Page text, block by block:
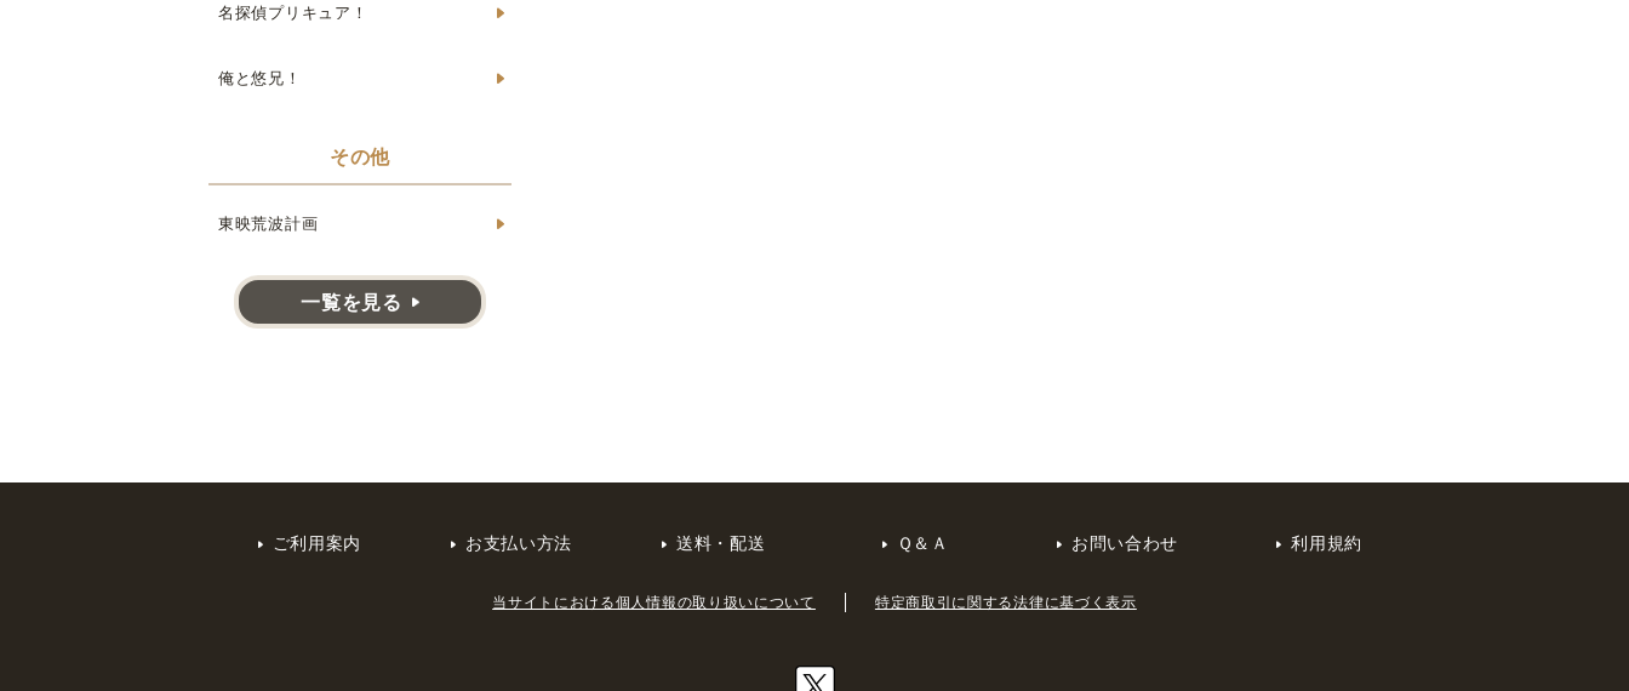
名探偵プリキュア！
俺と悠兄！
その他
東映荒波計画
一覧を見る
ご利用案内 お支払い方法 送料・配送 Ｑ＆Ａ お問い合わせ 利用規約
当サイトにおける個人情報の取り扱いについて 特定商取引に関する法律に基づく表示